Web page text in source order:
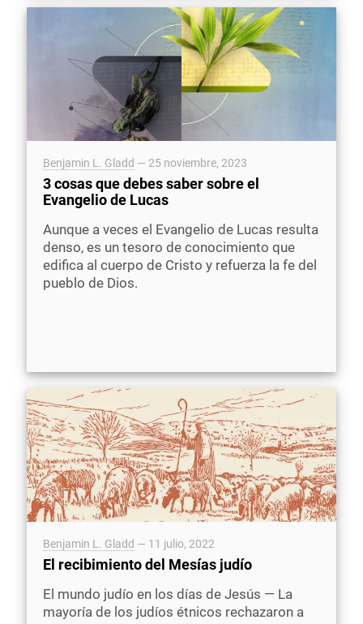
Benjamin L. Gladd — 25 noviembre, 2023
3 cosas que debes saber sobre el
Evangelio de Lucas
Aunque a veces el Evangelio de Lucas resulta
denso, es un tesoro de conocimiento que
edifica al cuerpo de Cristo y refuerza la fe del
pueblo de Dios.
Benjamin L. Gladd — 11 julio, 2022
El recibimiento del Mesías judío
El mundo judío en los días de Jesús — La
mayoría de los judíos étnicos rechazaron a